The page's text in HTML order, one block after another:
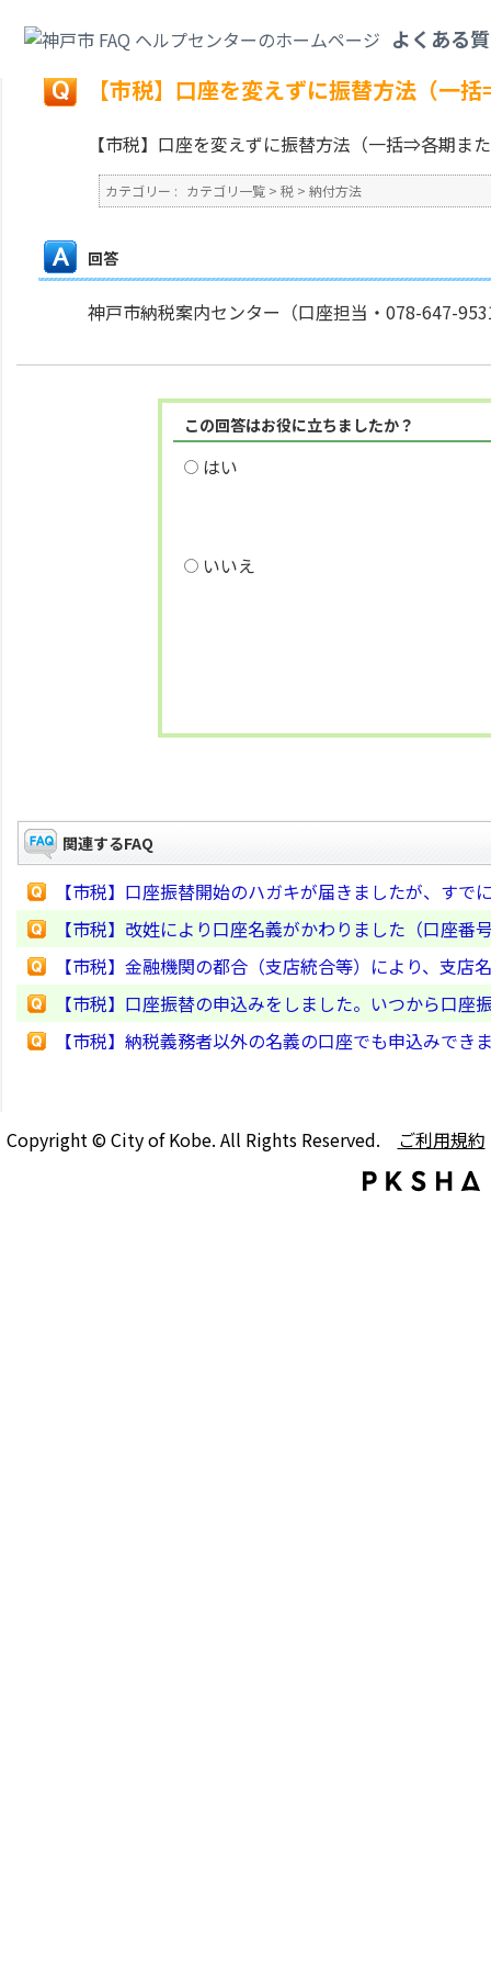
よくある
戻る
【市税】口座を変えずに振替方法（一
【市税】口座を変えずに振替方法（一括⇒各期ま
カテゴリー : カテゴリ一覧 > 税 > 納付方法
回答
神戸市納税案内センター（口座担当・078-647-
この回答はお役に立ちましたか？
はい
いいえ
関連するFAQ
【市税】口座振替開始のハガキが届きましたが、す
【市税】改姓により口座名義がかわりました（口座番
【市税】金融機関の都合（支店統合等）により、支
【市税】口座振替の申込みをしました。いつから口座
【市税】納税義務者以外の名義の口座でも申込みでき
Copyright © City of Kobe. All Rights Reserved. ご利用規約